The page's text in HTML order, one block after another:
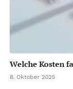
Welche Kosten
8. Oktober 2025